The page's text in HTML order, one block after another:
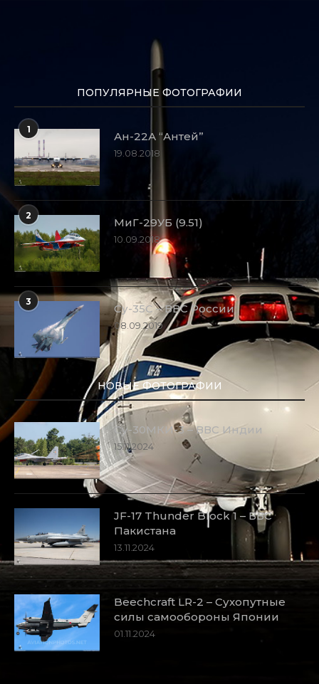
ПОПУЛЯРНЫЕ ФОТОГРАФИИ
1
Ан-22А “Антей”
19.08.2018
2
МиГ-29УБ (9.51)
10.09.2018
3
Су-35С – ВВС России
08.09.2019
НОВЫЕ ФОТОГРАФИИ
Су-30МКИ-3 – ВВС Индии
15.11.2024
JF-17 Thunder Block 1 – ВВС
Пакистана
13.11.2024
Beechcraft LR-2 – Сухопутные
силы самообороны Японии
01.11.2024